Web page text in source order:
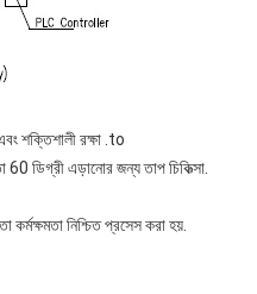
শক্তিশালী রক্ষা .to
ডিগ্রী এড়ানোর জন্য তাপ চিকিত্সা.
নিশ্চিত প্রসেস করা হয়.